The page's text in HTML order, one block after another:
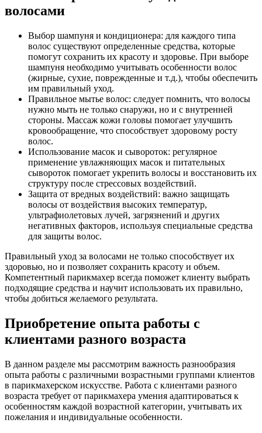
волосами
Выбор шампуня и кондиционера: для каждого типа
волос существуют определенные средства, которые
помогут сохранить их красоту и здоровье. При выборе
шампуня необходимо учитывать особенности волос
(жирные, сухие, поврежденные и т.д.), чтобы обеспечить
им правильный уход.
Правильное мытье волос: следует помнить, что волосы
нужно мыть не только снаружи, но и с внутренней
стороны. Массаж кожи головы помогает улучшить
кровообращение, что способствует здоровому росту
волос.
Использование масок и сывороток: регулярное
применение увлажняющих масок и питательных
сывороток помогает укрепить волосы и восстановить их
структуру после стрессовых воздействий.
Защита от вредных воздействий: важно защищать
волосы от воздействия высоких температур,
ультрафиолетовых лучей, загрязнений и других
негативных факторов, используя специальные средства
для защиты волос.
Правильный уход за волосами не только способствует их
здоровью, но и позволяет сохранить красоту и объем.
Компетентный парикмахер всегда поможет клиенту выбрать
подходящие средства и научит использовать их правильно,
чтобы добиться желаемого результата.
Приобретение опыта работы с
клиентами разного возраста
В данном разделе мы рассмотрим важность разнообразия
опыта работы с различными возрастными группами клиентов
в парикмахерском искусстве. Работа с клиентами разного
возраста требует от парикмахера умения адаптироваться к
особенностям каждой возрастной категории, учитывать их
пожелания и индивидуальные особенности.